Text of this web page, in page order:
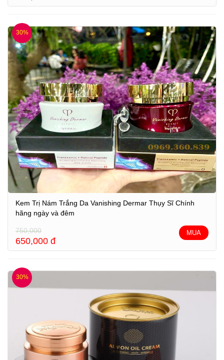
30%
Kem Trị Nám Trắng Da Vanishing Dermar Thụy Sĩ Chính
hãng ngày và đêm
750,000
650,000 đ
MUA
30%